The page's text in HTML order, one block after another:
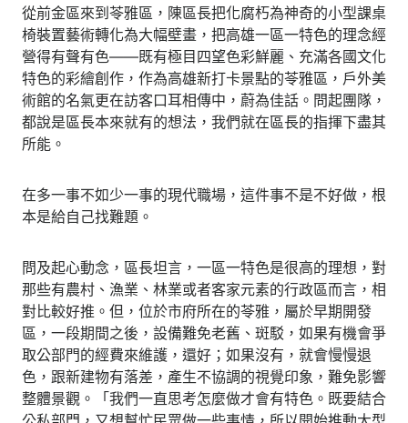
從前金區來到苓雅區，陳區長把化腐朽為神奇的小型課桌
椅裝置藝術轉化為大幅壁畫，把高雄一區一特色的理念經
營得有聲有色――既有極目四望色彩鮮麗、充滿各國文化
特色的彩繪創作，作為高雄新打卡景點的苓雅區，戶外美
術館的名氣更在訪客口耳相傳中，蔚為佳話。問起團隊，
都說是區長本來就有的想法，我們就在區長的指揮下盡其
所能。
在多一事不如少一事的現代職場，這件事不是不好做，根
本是給自己找難題。
問及起心動念，區長坦言，一區一特色是很高的理想，對
那些有農村、漁業、林業或者客家元素的行政區而言，相
對比較好推。但，位於市府所在的苓雅，屬於早期開發
區，一段期間之後，設備難免老舊、斑駁，如果有機會爭
取公部門的經費來維護，還好；如果沒有，就會慢慢退
色，跟新建物有落差，產生不協調的視覺印象，難免影響
整體景觀。「我們一直思考怎麼做才會有特色。既要結合